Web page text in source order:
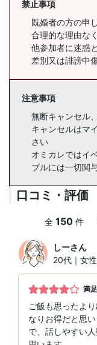
禁止事項
既婚者の方の申
合理的な理由な
他参加者に迷惑
差別又は誹謗中
注意事項
無断キャンセル
キャンセルはマ
さい
オミカレではイ
ブルには一切関
口コミ・評価
全 150 件
しーさん
20代｜女性
満足
ご飯も思ったよ
なりお得だと思
で、話しやすい